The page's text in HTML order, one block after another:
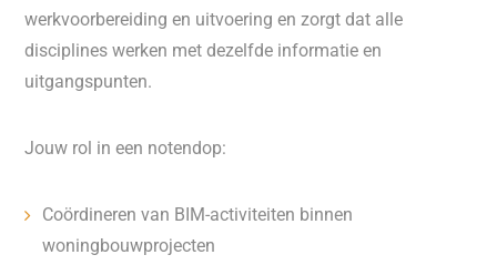
werkvoorbereiding en uitvoering en zorgt dat alle
disciplines werken met dezelfde informatie en
uitgangspunten.
Jouw rol in een notendop:
Coördineren van BIM-activiteiten binnen
woningbouwprojecten